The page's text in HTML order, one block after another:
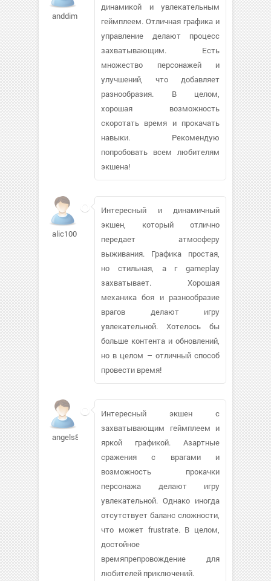
anddim
динамикой и увлекательным
геймплеем. Отличная графика и
управление делают процесс
захватывающим. Есть
множество персонажей и
улучшений, что добавляет
разнообразия. В целом,
хорошая возможность
скоротать время и прокачать
навыки. Рекомендую
попробовать всем любителям
экшена!
alic100
Интересный и динамичный
экшен, который отлично
передает атмосферу
выживания. Графика простая,
но стильная, а г gameplay
захватывает. Хорошая
механика боя и разнообразие
врагов делают игру
увлекательной. Хотелось бы
больше контента и обновлений,
но в целом – отличный способ
провести время!
angels86479
Интересный экшен с
захватывающим геймплеем и
яркой графикой. Азартные
сражения с врагами и
возможность прокачки
персонажа делают игру
увлекательной. Однако иногда
отсутствует баланс сложности,
что может frustrate. В целом,
достойное
времяпрепровождение для
любителей приключений.